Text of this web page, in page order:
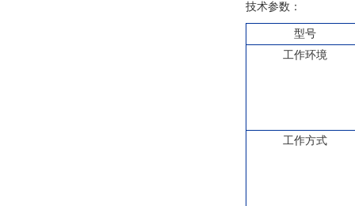
技术参数：
型号
工作环境
工作方式